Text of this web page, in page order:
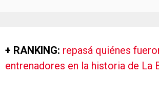
+ RANKING: repasá quiénes
entrenadores en la historia de La